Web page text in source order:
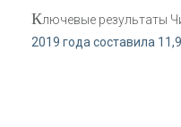
Ключевые результаты
2019 года составила